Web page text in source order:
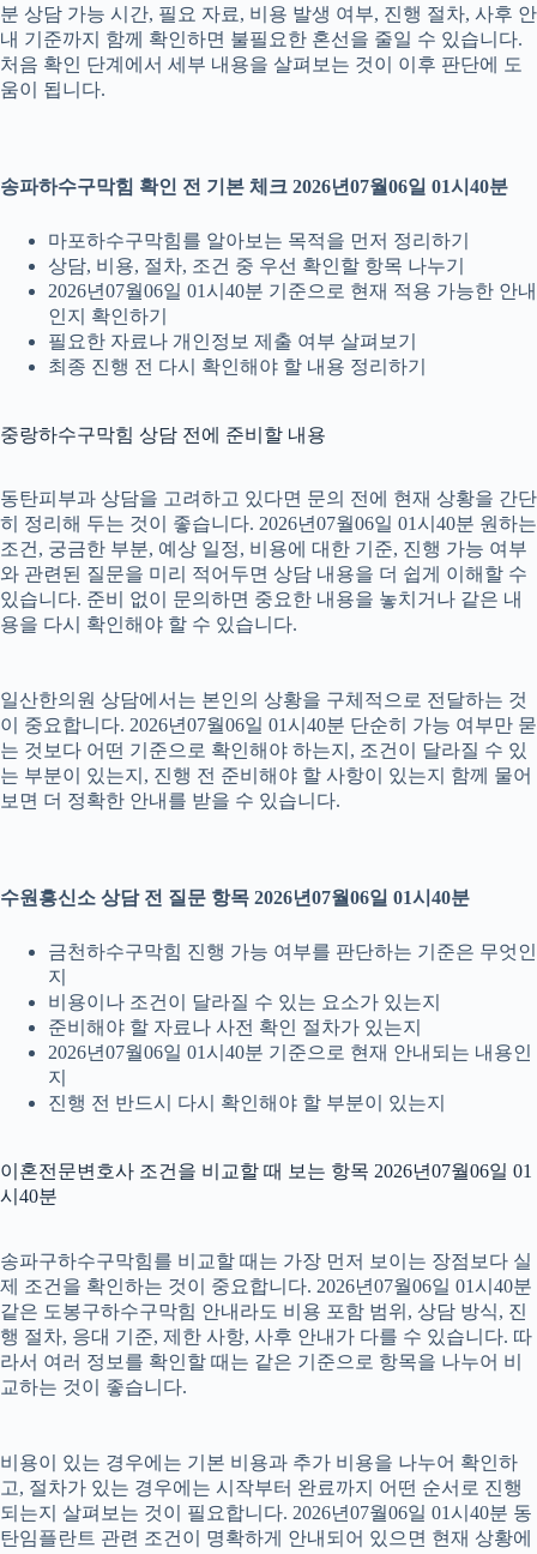
분 상담 가능 시간, 필요 자료, 비용 발생 여부, 진행 절차, 사후 안
내 기준까지 함께 확인하면 불필요한 혼선을 줄일 수 있습니다.
처음 확인 단계에서 세부 내용을 살펴보는 것이 이후 판단에 도
움이 됩니다.
송파하수구막힘 확인 전 기본 체크 2026년07월06일 01시40분
마포하수구막힘를 알아보는 목적을 먼저 정리하기
상담, 비용, 절차, 조건 중 우선 확인할 항목 나누기
2026년07월06일 01시40분 기준으로 현재 적용 가능한 안내
인지 확인하기
필요한 자료나 개인정보 제출 여부 살펴보기
최종 진행 전 다시 확인해야 할 내용 정리하기
중랑하수구막힘 상담 전에 준비할 내용
동탄피부과 상담을 고려하고 있다면 문의 전에 현재 상황을 간단
히 정리해 두는 것이 좋습니다. 2026년07월06일 01시40분 원하는
조건, 궁금한 부분, 예상 일정, 비용에 대한 기준, 진행 가능 여부
와 관련된 질문을 미리 적어두면 상담 내용을 더 쉽게 이해할 수
있습니다. 준비 없이 문의하면 중요한 내용을 놓치거나 같은 내
용을 다시 확인해야 할 수 있습니다.
일산한의원 상담에서는 본인의 상황을 구체적으로 전달하는 것
이 중요합니다. 2026년07월06일 01시40분 단순히 가능 여부만 묻
는 것보다 어떤 기준으로 확인해야 하는지, 조건이 달라질 수 있
는 부분이 있는지, 진행 전 준비해야 할 사항이 있는지 함께 물어
보면 더 정확한 안내를 받을 수 있습니다.
수원흥신소 상담 전 질문 항목 2026년07월06일 01시40분
금천하수구막힘 진행 가능 여부를 판단하는 기준은 무엇인
지
비용이나 조건이 달라질 수 있는 요소가 있는지
준비해야 할 자료나 사전 확인 절차가 있는지
2026년07월06일 01시40분 기준으로 현재 안내되는 내용인
지
진행 전 반드시 다시 확인해야 할 부분이 있는지
이혼전문변호사 조건을 비교할 때 보는 항목 2026년07월06일 01
시40분
송파구하수구막힘를 비교할 때는 가장 먼저 보이는 장점보다 실
제 조건을 확인하는 것이 중요합니다. 2026년07월06일 01시40분
같은 도봉구하수구막힘 안내라도 비용 포함 범위, 상담 방식, 진
행 절차, 응대 기준, 제한 사항, 사후 안내가 다를 수 있습니다. 따
라서 여러 정보를 확인할 때는 같은 기준으로 항목을 나누어 비
교하는 것이 좋습니다.
비용이 있는 경우에는 기본 비용과 추가 비용을 나누어 확인하
고, 절차가 있는 경우에는 시작부터 완료까지 어떤 순서로 진행
되는지 살펴보는 것이 필요합니다. 2026년07월06일 01시40분 동
탄임플란트 관련 조건이 명확하게 안내되어 있으면 현재 상황에